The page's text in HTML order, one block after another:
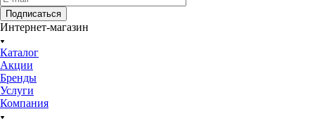
Подписаться
Интернет-магазин
Каталог
Акции
Бренды
Услуги
Компания